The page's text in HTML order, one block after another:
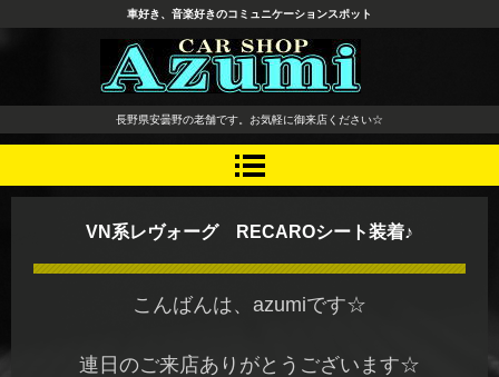
長野県 安曇野市 タイヤ ホ
イール デッドニング カーオ
ーディオ レカロシート
車好き、音楽好きのコミュニケーションスポット
長野県安曇野の老舗です。お気軽に御来店ください☆
VN系レヴォーグ RECAROシート装着♪
こんばんは、azumiです☆
連日のご来店ありがとうございます☆